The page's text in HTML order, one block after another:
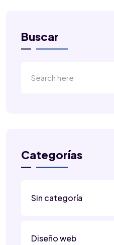
Buscar
Categorías
Sin categoría
Diseño web